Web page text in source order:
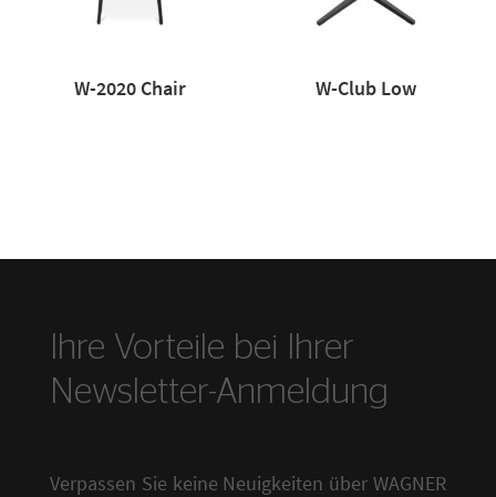
W-2020 Chair W-Club Low
Ihre Vorteile bei Ihrer
Newsletter-Anmeldung
Verpassen Sie keine Neuigkeiten über WAGNER